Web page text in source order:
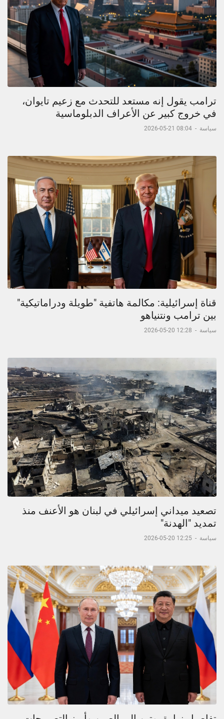
ترامب يقول إنه مستعد للتحدث مع زعيم تايوان،
في خروج كبير عن الأعراف الدبلوماسية
سياسة -
08:04 21-05-2026
قناة إسرائيلية: مكالمة هاتفية "طويلة ودراماتيكية"
بين ترامب ونتنياهو
سياسة -
12:28 20-05-2026
تصعيد ميداني إسرائيلي في لبنان هو الأعنف منذ
تمديد "الهدنة"
سياسة -
12:25 20-05-2026